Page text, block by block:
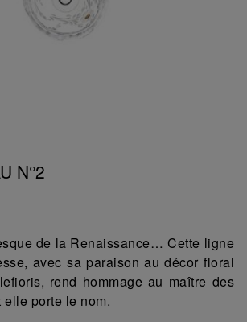
N°2
de la Renaissance… Cette ligne
avec sa paraison au décor floral
rend hommage au maître des
porte le nom.